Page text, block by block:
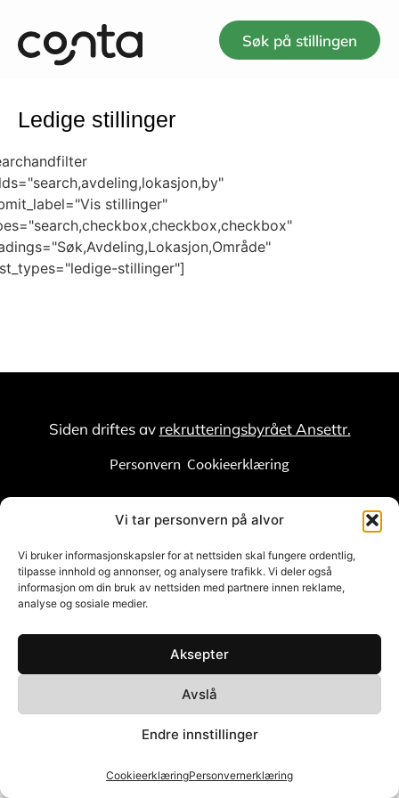
Vi tar personvern på alvor
Vi bruker informasjonskapsler for at nettsiden skal fungere ordentlig,
tilpasse innhold og annonser, og analysere trafikk. Vi deler også
informasjon om din bruk av nettsiden med partnere innen reklame,
analyse og sosiale medier.
Aksepter
Avslå
Endre innstillinger
CookieerklæringPersonvernerklæring
Søk på stillingen
Ledige stillinger
stillinger"
stillinger"]
Siden driftes av rekrutteringsbyrået Ansettr.
Personvern Cookieerklæring